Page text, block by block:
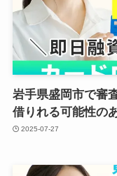
岩手県盛岡市で審
借りれる可能性の
2025-07-27